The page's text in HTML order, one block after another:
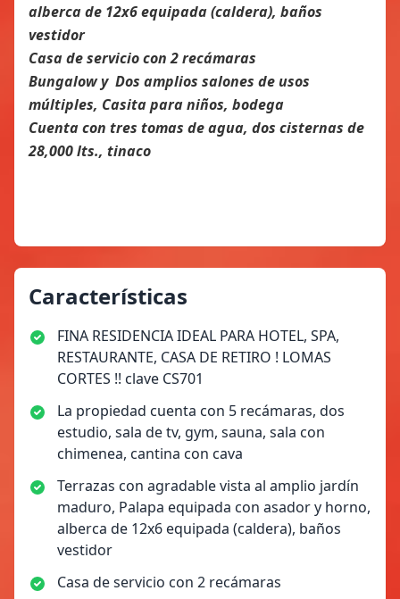
alberca de 12x6 equipada (caldera), baños
vestidor
Casa de servicio con 2 recámaras
Bungalow y Dos amplios salones de usos
múltiples, Casita para niños, bodega
Cuenta con tres tomas de agua, dos cisternas de
28,000 lts., tinaco
Características
FINA RESIDENCIA IDEAL PARA HOTEL, SPA,
RESTAURANTE, CASA DE RETIRO ! LOMAS
CORTES !! clave CS701
La propiedad cuenta con 5 recámaras, dos
estudio, sala de tv, gym, sauna, sala con
chimenea, cantina con cava
Terrazas con agradable vista al amplio jardín
maduro, Palapa equipada con asador y horno,
alberca de 12x6 equipada (caldera), baños
vestidor
Casa de servicio con 2 recámaras